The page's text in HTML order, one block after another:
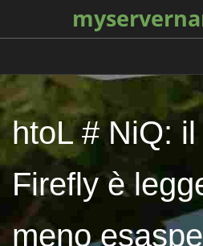
htoL # NiQ:
Firefly è
meno